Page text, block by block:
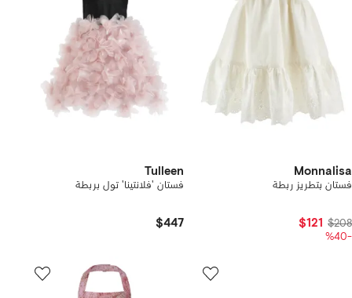
Monnalisa
فستان بتطريز ربطة
$208
$121
-%40
Tulleen
فستان 'فلانتينا' تول بربطة
$447